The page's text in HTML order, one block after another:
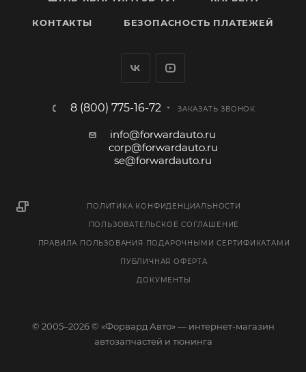
КОНТАКТЫ БЕЗОПАСНОСТЬ ПЛАТЕЖЕЙ
8 (800) 775-16-72 ЗАКАЗАТЬ ЗВОНОК
info@forwardauto.ru
corp@forwardauto.ru
se@forwardauto.ru
ПОЛИТИКА КОНФИДЕНЦИАЛЬНОСТИ
ПОЛЬЗОВАТЕЛЬСКОЕ СОГЛАШЕНИЕ
ПРАВИЛА ПОЛЬЗОВАНИЯ ПОДАРОЧНЫМИ СЕРТИФИКАТАМИ
ПУБЛИЧНАЯ ОФЕРТА
ДОКУМЕНТЫ
© 2005–2026 © «Форвард Авто» — интернет-магазин
автозапчастей и тюнинга